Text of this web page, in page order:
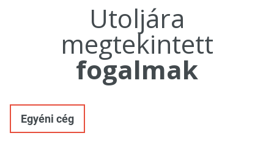
Utoljára
megtekintett
fogalmak
Egyéni cég